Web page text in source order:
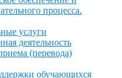
процесса.
услуги
деятельность
(перевода)
обучающихся